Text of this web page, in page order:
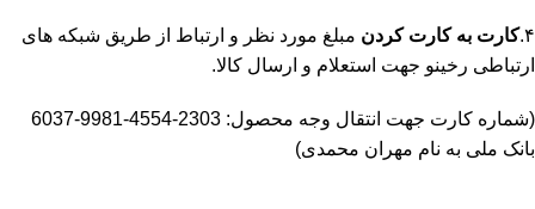
۴. کارت به کارت کردن مبلغ مورد نظر و ارتباط از طریق شبکه های
ارتباطی رخینو جهت استعلام و ارسال کالا.
(شماره کارت جهت انتقال وجه محصول: 2303-4554-9981-6037
بانک ملی به نام مهران محمدی)